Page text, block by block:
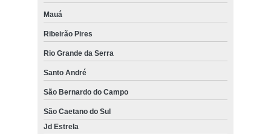
Mauá
Ribeirão Pires
Rio Grande da Serra
Santo André
São Bernardo do Campo
São Caetano do Sul
Jd Estrela